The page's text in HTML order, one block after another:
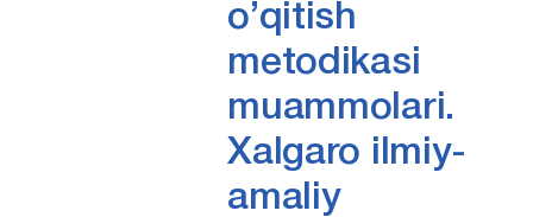
o’qitish
metodikasi
muammolari.
Xalgaro ilmiy-
amaliy